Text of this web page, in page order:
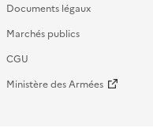
Documents légaux
Marchés publics
CGU
Ministère des Armées